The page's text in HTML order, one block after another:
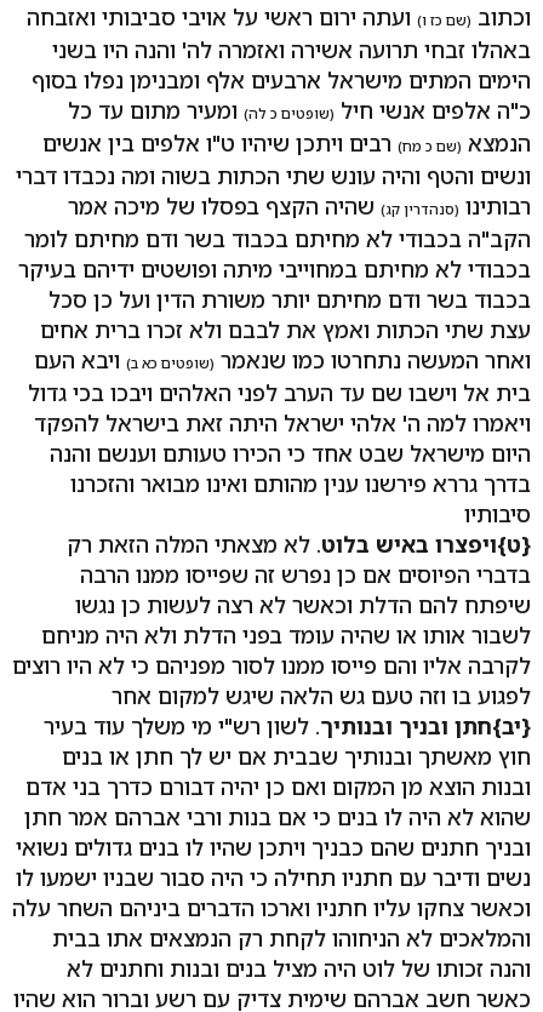
וכתוב (שם כז ו) ועתה ירום ראשי על אויבי סביבותי ואזבחה
באהלו זבחי תרועה אשירה ואזמרה לה' והנה היו בשני
הימים המתים מישראל ארבעים אלף ומבנימן נפלו בסוף
כ"ה אלפים אנשי חיל (שופטים כ לה) ומעיר מתום עד כל
הנמצא (שם כ מח) רבים ויתכן שיהיו ט"ו אלפים בין אנשים
ונשים והטף והיה עונש שתי הכתות בשוה ומה נכבדו דברי
רבותינו (סנהדרין קג) שהיה הקצף בפסלו של מיכה אמר
הקב"ה בכבודי לא מחיתם בכבוד בשר ודם מחיתם לומר
בכבודי לא מחיתם במחוייבי מיתה ופושטים ידיהם בעיקר
בכבוד בשר ודם מחיתם יותר משורת הדין ועל כן סכל
עצת שתי הכתות ואמץ את לבבם ולא זכרו ברית אחים
ואחר המעשה נתחרטו כמו שנאמר (שופטים כא ב) ויבא העם
בית אל וישבו שם עד הערב לפני האלהים ויבכו בכי גדול
ויאמרו למה ה' אלהי ישראל היתה זאת בישראל להפקד
היום מישראל שבט אחד כי הכירו טעותם וענשם והנה
בדרך גררא פירשנו ענין מהותם ואינו מבואר והזכרנו
סיבותיו
{ט}ויפצרו באיש בלוט. לא מצאתי המלה הזאת רק
בדברי הפיוסים אם כן נפרש זה שפייסו ממנו הרבה
שיפתח להם הדלת וכאשר לא רצה לעשות כן נגשו
לשבור אותו או שהיה עומד בפני הדלת ולא היה מניחם
לקרבה אליו והם פייסו ממנו לסור מפניהם כי לא היו רוצים
לפגוע בו וזה טעם גש הלאה שיגש למקום אחר
{יב}חתן ובניך ובנותיך. לשון רש"י מי משלך עוד בעיר
חוץ מאשתך ובנותיך שבבית אם יש לך חתן או בנים
ובנות הוצא מן המקום ואם כן יהיה דבורם כדרך בני אדם
שהוא לא היה לו בנים כי אם בנות ורבי אברהם אמר חתן
ובניך חתנים שהם כבניך ויתכן שהיו לו בנים גדולים נשואי
נשים ודיבר עם חתניו תחילה כי היה סבור שבניו ישמעו לו
וכאשר צחקו עליו חתניו וארכו הדברים ביניהם השחר עלה
והמלאכים לא הניחוהו לקחת רק הנמצאים אתו בבית
והנה זכותו של לוט היה מציל בנים ובנות וחתנים לא
כאשר חשב אברהם שימית צדיק עם רשע וברור הוא שהיו